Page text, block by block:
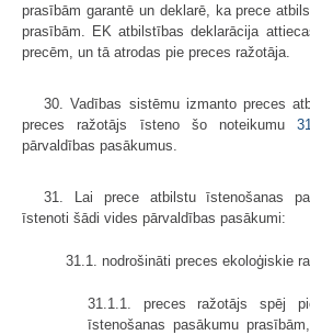
prasībām garantē un deklarē, ka prece
prasībām. EK atbilstības deklarācija
precēm, un tā atrodas pie preces ražotāja.
30. Vadības sistēmu izmanto preces
preces ražotājs īsteno šo noteikumu
pārvaldības pasākumus.
31. Lai prece atbilstu īstenošanas
īstenoti šādi vides pārvaldības pasākumi:
31.1. nodrošināti preces ekoloģiskie
31.1.1. preces ražotājs spēj
īstenošanas pasākumu